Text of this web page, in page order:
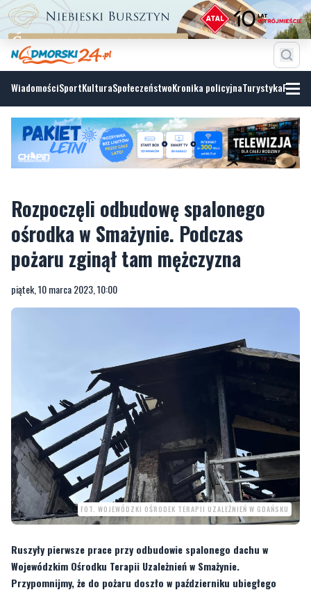
WiadomościSportKulturaSpołeczeństwoKronika policyjnaTurystyka
Rozpoczęli odbudowę spalonego
pożaru zginął tam mężczyzna
piątek, 10 marca 2023, 10:00
FOT. WOJEWÓDZKI OŚRODEK TERAPII UZALEŻNIEŃ W GDAŃSKU
Ruszyły pierwsze prace przy odbudowie spalonego dachu w
Wojewódzkim Ośrodku Terapii Uzależnień w Smażynie.
roku, zginęła wówczas jedna osoba.
Przypomnijmy, że w nocy z 26 na 27 października 2022 roku w Wojewódzkim
Ośrodku Terapii Uzależnień wybuchł pożar. W ośrodku przebywało w tym czasie